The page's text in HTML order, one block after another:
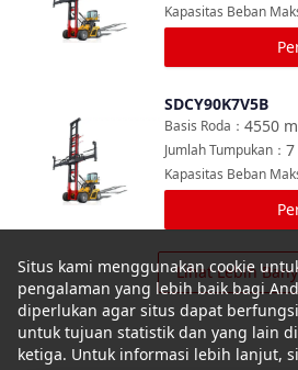
Kapasitas Beban
Bandingkan
SDCY90K7V5B
4550
Basis Roda ：
7
Jumlah Tumpukan ：
Kapasitas Beban
Lihat Lebih
Situs kami menggunakan cookie
pengalaman yang lebih baik bagi
diperlukan agar situs dapat
untuk tujuan statistik dan yang lain
ketiga. Untuk informasi lebih lanjut,